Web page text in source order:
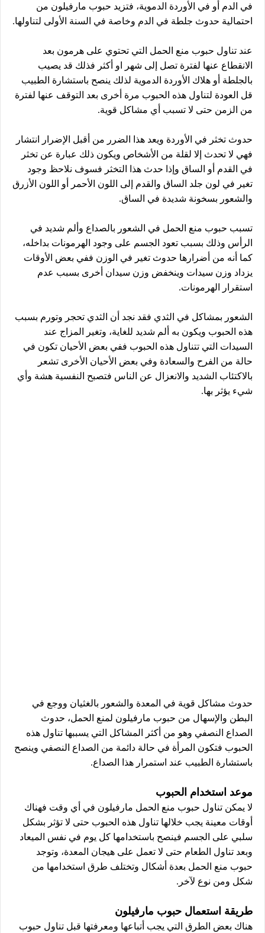
في الدم أو في الأوردة الدموية، فتزيد حبوب مارفيلون من
احتمالية حدوث جلطة في الدم وخاصة في السنة الأولى لتناولها.
عند تناول حبوب منع الحمل التي تحتوي على هرمون بعد
الانقطاع عنها لفترة تصل إلى شهر او أكثر فذلك قد يصيب
بالجلطة أو هلاك الأوردة الدموية لذلك ينصح باستشارة الطبيب
قل العودة لتناول هذه الحبوب مرة أخرى بعد التوقف عنها لفترة
من الزمن حتى لا تسبب أي مشاكل قوية.
حدوث تخثر في الأوردة ويعد هذا الضرر من أقبل الإضرار انتشار
فهي لا تحدث إلا لقلة من الأشخاص ويكون ذلك عبارة عن تخثر
في القدم أو الساق وإذا حدث هذا التخثر فسوف نلاحظ وجود
تغير في لون جلد الساق والقدم إلى اللون الأحمر أو اللون الأزرق
والشعور بسخونة شديدة في الساق.
تسبب حبوب منع الحمل في الشعور بالصداع وألم شديد في
الرأس وذلك بسبب تعود الجسم على وجود الهرمونات بداخله،
كما أنه من أضرارها حدوث تغير في الوزن ففي بعض الأوقات
يزداد وزن سيدات وينخفض وزن سيدان أخرى بسبب عدم
استقرار الهرمونات.
الشعور بمشاكل في الثدي فقد نجد أن الثدي تحجر وتورم بسبب
هذه الحبوب ويكون به ألم شديد للغاية، وتغير المزاج عند
السيدات التي تتناول هذه الحبوب ففي بعض الأحيان تكون في
حالة من الفرح والسعادة وفي بعض الأحيان الأخرى تشعر
بالاكتئاب الشديد والانعزال عن الناس فتصبح النفسية هشة وأي
شيء يؤثر بها.
حدوث مشاكل قوية في المعدة والشعور بالغثيان ووجع في
البطن والإسهال من حبوب مارفيلون لمنع الحمل، حدوث
الصداع النصفي وهو من أكثر المشاكل التي يسببها تناول هذه
الحبوب فتكون المرأة في حالة دائمة من الصداع النصفي وينصح
باستشارة الطبيب عند استمرار هذا الصداع.
موعد استخدام الحبوب
لا يمكن تناول حبوب منع الحمل مارفيلون في أي وقت فهناك
أوقات معينة يجب خلالها تناول هذه الحبوب حتى لا تؤثر بشكل
سلبي على الجسم فينصح باستخدامها كل يوم في نفس الميعاد
وبعد تناول الطعام حتى لا تعمل على هيجان المعدة، وتوجد
حبوب منع الحمل بعدة أشكال وتختلف طرق استخدامها من
شكل ومن نوع لآخر.
طريقة استعمال حبوب مارفيلون
هناك بعض الطرق التي يجب أتباعها ومعرفتها قبل تناول حبوب